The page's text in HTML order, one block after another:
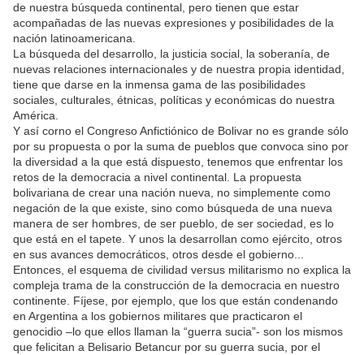
de nuestra búsqueda continental, pero tienen que estar
acompañadas de las nuevas expresiones y posibilidades de la
nación latinoamericana.
La búsqueda del desarrollo, la justicia social, la soberanía, de
nuevas relaciones internacionales y de nuestra propia identidad,
tiene que darse en la inmensa gama de las posibilidades
sociales, culturales, étnicas, políticas y económicas do nuestra
América.
Y así corno el Congreso Anfictiónico de Bolivar no es grande sólo
por su propuesta o por la suma de pueblos que convoca sino por
la diversidad a la que está dispuesto, tenemos que enfrentar los
retos de la democracia a nivel continental. La propuesta
bolivariana de crear una nación nueva, no simplemente como
negación de la que existe, sino como búsqueda de una nueva
manera de ser hombres, de ser pueblo, de ser sociedad, es lo
que está en el tapete. Y unos la desarrollan como ejército, otros
en sus avances democráticos, otros desde el gobierno...
Entonces, el esquema de civilidad versus militarismo no explica la
compleja trama de la construcción de la democracia en nuestro
continente. Fíjese, por ejemplo, que los que están condenando
en Argentina a los gobiernos militares que practicaron el
genocidio –lo que ellos llaman la “guerra sucia”- son los mismos
que felicitan a Belisario Betancur por su guerra sucia, por el